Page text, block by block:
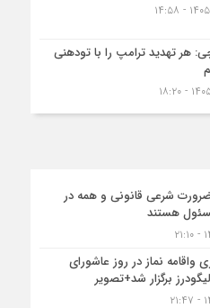
هر تهدید ترامپ را با تودهنی
شرعی قانونی و همه در
هستند
واقامه نماز در روز عاشورای
برگزار شد+تصویر